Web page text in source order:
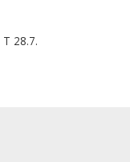
T 28.7.